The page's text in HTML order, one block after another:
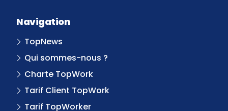
Navigation
TopNews
Qui sommes-nous ?
Charte TopWork
Tarif Client TopWork
Tarif TopWorker